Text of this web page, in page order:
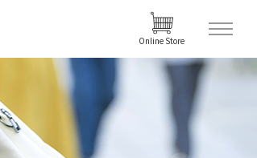
Online Store